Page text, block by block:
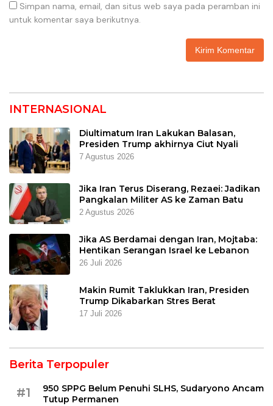
Simpan nama, email, dan situs web saya pada peramban ini
untuk komentar saya berikutnya.
INTERNASIONAL
Diultimatum Iran Lakukan Balasan,
Presiden Trump akhirnya Ciut Nyali
7 Agustus 2026
Jika Iran Terus Diserang, Rezaei: Jadikan
Pangkalan Militer AS ke Zaman Batu
2 Agustus 2026
Jika AS Berdamai dengan Iran, Mojtaba:
Hentikan Serangan Israel ke Lebanon
26 Juli 2026
Makin Rumit Taklukkan Iran, Presiden
Trump Dikabarkan Stres Berat
17 Juli 2026
Berita Terpopuler
#1
950 SPPG Belum Penuhi SLHS, Sudaryono Ancam
Tutup Permanen